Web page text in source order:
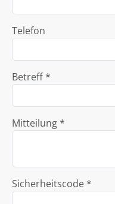
Telefon
Betreff *
Mitteilung *
Sicherheitscode *